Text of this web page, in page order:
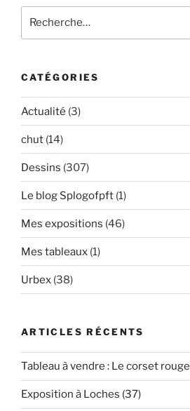
pour
CATÉGORIES
Actualité (3)
chut (14)
Dessins (307)
Le blog Splogofpft (1)
Mes expositions (46)
Mes tableaux (1)
Urbex (38)
ARTICLES RÉCENTS
Tableau à vendre : Le corset rouge
Exposition à Loches (37)